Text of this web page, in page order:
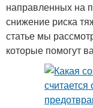
направленных на
снижение риска
статье мы
которые помогут